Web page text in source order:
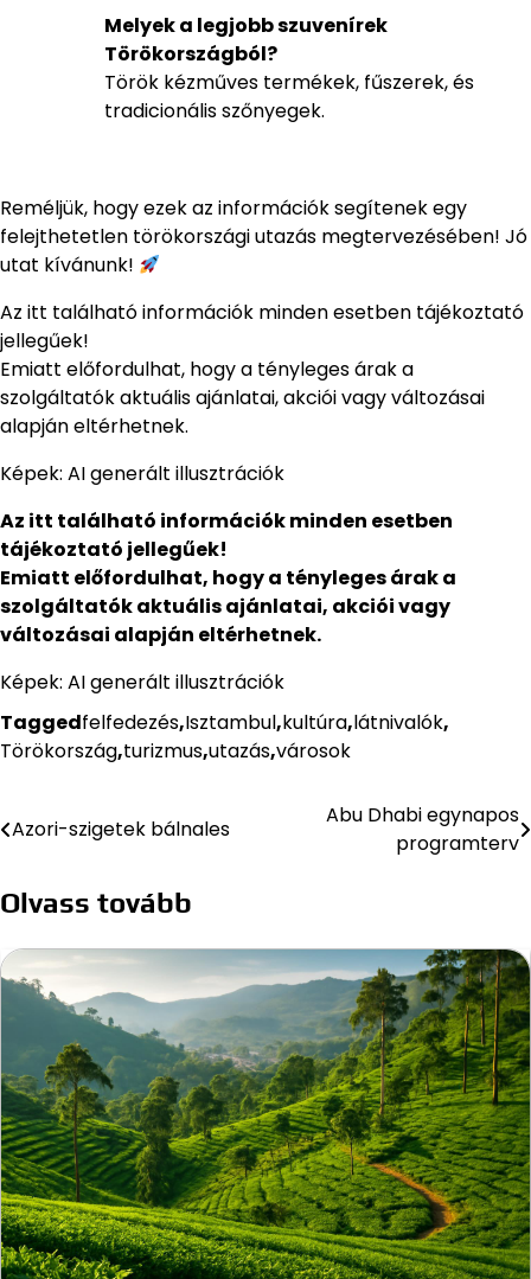
Melyek a legjobb szuvenírek
Törökországból?
Török kézműves termékek, fűszerek, és
tradicionális szőnyegek.
Reméljük, hogy ezek az információk segítenek egy
felejthetetlen törökországi utazás megtervezésében! Jó
utat kívánunk!
Az itt található információk minden esetben tájékoztató
jellegűek!
Emiatt előfordulhat, hogy a tényleges árak a
szolgáltatók aktuális ajánlatai, akciói vagy változásai
alapján eltérhetnek.
Képek: AI generált illusztrációk
Az itt található információk minden esetben
tájékoztató jellegűek!
Emiatt előfordulhat, hogy a tényleges árak a
szolgáltatók aktuális ajánlatai, akciói vagy
változásai alapján eltérhetnek.
Képek: AI generált illusztrációk
Taggedfelfedezés,Isztambul,kultúra,látnivalók,
Törökország,turizmus,utazás,városok
Bejegyzés
Azori-szigetek bálnales
Abu Dhabi egynapos
programterv
Olvass tovább